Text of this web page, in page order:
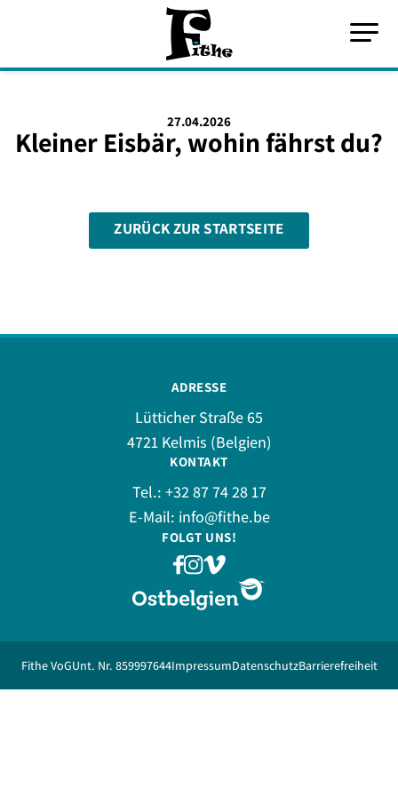
27.04.2026
Kleiner Eisbär, wohin fährst du?
ZURÜCK ZUR STARTSEITE
ADRESSE
Lütticher Straße 65
4721 Kelmis (Belgien)
KONTAKT
Tel.: +32 87 74 28 17
E-Mail: info@fithe.be
FOLGT UNS!
Fithe VoGUnt. Nr. 859997644ImpressumDatenschutzBarrierefreiheit